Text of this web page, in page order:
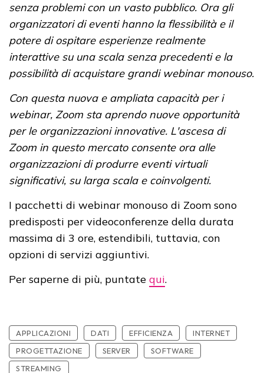
senza problemi con un vasto pubblico. Ora gli
organizzatori di eventi hanno la flessibilità e il
potere di ospitare esperienze realmente
interattive su una scala senza precedenti e la
possibilità di acquistare grandi webinar monouso.
Con questa nuova e ampliata capacità per i
webinar, Zoom sta aprendo nuove opportunità
per le organizzazioni innovative. L'ascesa di
Zoom in questo mercato consente ora alle
organizzazioni di produrre eventi virtuali
significativi, su larga scala e coinvolgenti.
I pacchetti di webinar monouso di Zoom sono
predisposti per videoconferenze della durata
massima di 3 ore, estendibili, tuttavia, con
opzioni di servizi aggiuntivi.
Per saperne di più, puntate qui.
APPLICAZIONI DATI EFFICIENZA
INTERNET
PROGETTAZIONE
SERVER
SOFTWARE
STREAMING